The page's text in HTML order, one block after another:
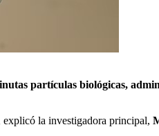
partículas biológicas,
explicó la investigadora principal,